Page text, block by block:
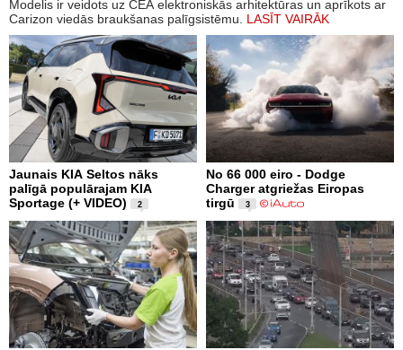
Modelis ir veidots uz CEA elektroniskās arhitektūras un aprīkots ar
Carizon viedās braukšanas palīgsistēmu. LASĪT VAIRĀK
Jaunais KIA Seltos nāks
palīgā populārajam KIA
Sportage (+ VIDEO)
2
No 66 000 eiro - Dodge
Charger atgriežas Eiropas
tirgū
3